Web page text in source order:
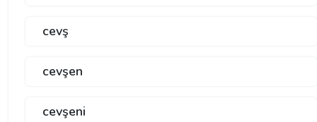
cevş
cevşen
cevşeni